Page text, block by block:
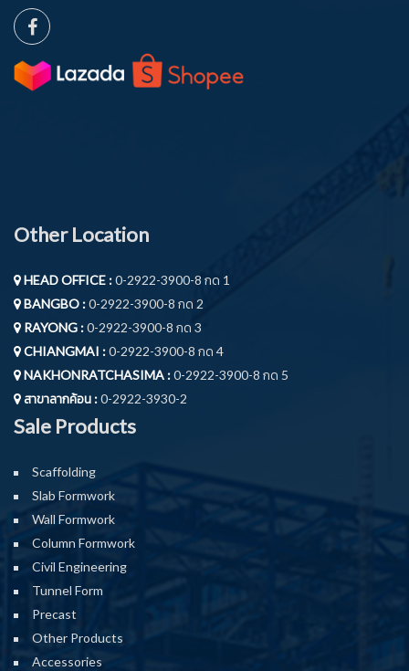
Other Location
HEAD OFFICE :0-2922-3900-8 กด 1
BANGBO :0-2922-3900-8 กด 2
RAYONG :0-2922-3900-8 กด 3
CHIANGMAI :0-2922-3900-8 กด 4
NAKHONRATCHASIMA :0-2922-3900-8 กด 5
สาขาลากค้อน :0-2922-3930-2
Sale Products
Scaffolding
Slab Formwork
Wall Formwork
Column Formwork
Civil Engineering
Tunnel Form
Precast
Other Products
Accessories